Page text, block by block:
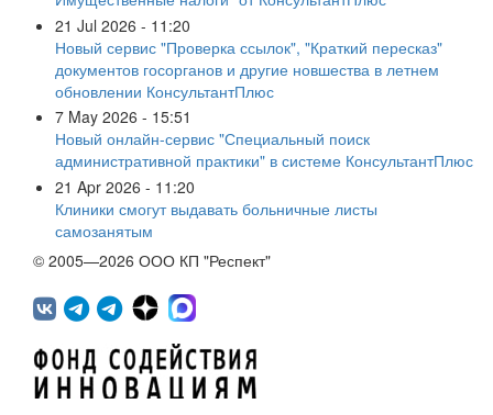
21 Jul 2026 - 11:20
Новый сервис "Проверка ссылок", "Краткий пересказ"
документов госорганов и другие новшества в летнем
обновлении КонсультантПлюс
7 May 2026 - 15:51
Новый онлайн-сервис "Специальный поиск
административной практики" в системе КонсультантПлюс
21 Apr 2026 - 11:20
Клиники смогут выдавать больничные листы
самозанятым
© 2005—2026 ООО КП "Респект"